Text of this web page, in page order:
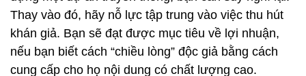
Thay vào đó, hãy nỗ lực tập trung vào việc thu hút
khán giả. Bạn sẽ đạt được mục tiêu về lợi nhuận,
nếu bạn biết cách “chiều lòng” độc giả bằng cách
cung cấp cho họ nội dung có chất lượng cao.